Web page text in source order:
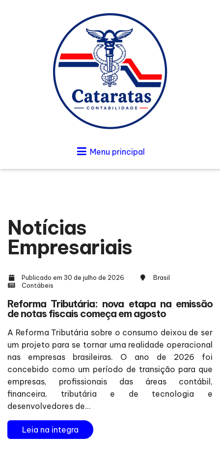
Menu principal
Notícias
Empresariais
Publicado em 30 de julho de 2026
Brasil
Contábeis
Reforma Tributária: nova etapa na emissão
de notas fiscais começa em agosto
A Reforma Tributária sobre o consumo deixou de ser
um projeto para se tornar uma realidade operacional
nas empresas brasileiras. O ano de 2026 foi
concebido como um período de transição para que
empresas, profissionais das áreas contábil,
financeira, tributária e de tecnologia e
desenvolvedores de...
Leia na integra